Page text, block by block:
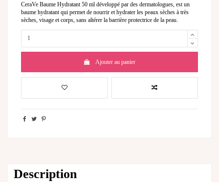
CeraVe Baume Hydratant 50 ml développé par des dermatologues, est un
baume hydratant qui permet de nourrir et hydrater les peaux sèches à très
sèches, visage et corps, sans altérer la barrière protectrice de la peau.
Ajouter au panier
Description